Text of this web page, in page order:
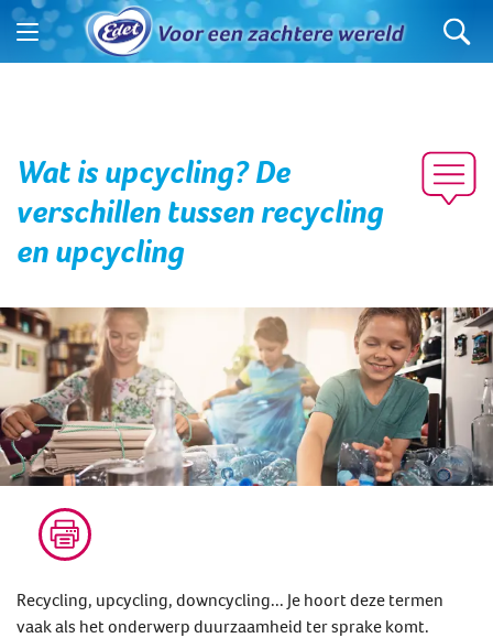
Wat is upcycling? De
verschillen tussen recycling
en upcycling
Recycling, upcycling, downcycling... Je hoort deze termen
vaak als het onderwerp duurzaamheid ter sprake komt.